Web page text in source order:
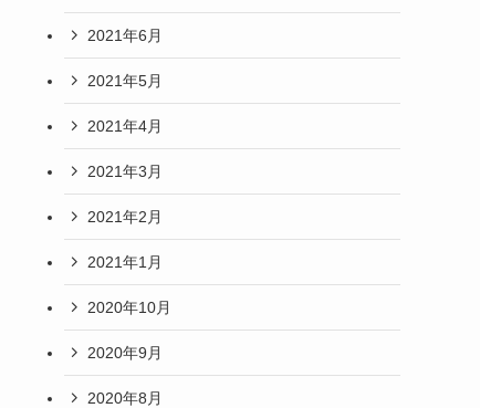
2021年6月
2021年5月
2021年4月
2021年3月
2021年2月
2021年1月
2020年10月
2020年9月
2020年8月